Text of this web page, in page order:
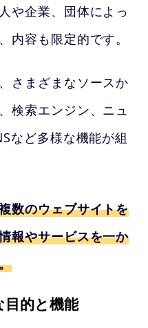
や企業、団体によっ
内容も限定的です。
さまざまなソースか
検索エンジン、ニュ
など多様な機能が組
数のウェブサイトを
報やサービスを一か
的と機能